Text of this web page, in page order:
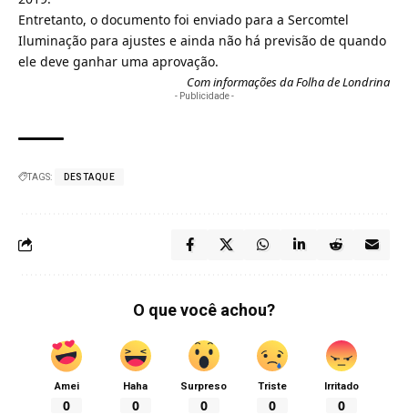
Entretanto, o documento foi enviado para a Sercomtel
Iluminação para ajustes e ainda não há previsão de quando
ele deve ganhar uma aprovação.
Com informações da Folha de Londrina
- Publicidade -
TAGS: DESTAQUE
O que você achou?
Amei
0
Haha
0
Surpreso
0
Triste
0
Irritado
0